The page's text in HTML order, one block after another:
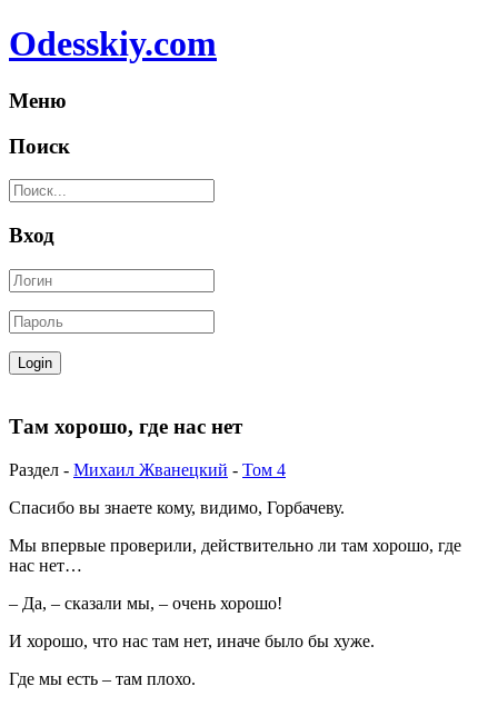
Odesskiy.com
Меню
Поиск
Вход
Там хорошо, где нас нет
Раздел - Михаил Жванецкий - Том 4
Спасибо вы знаете кому, видимо, Горбачеву.
Мы впервые проверили, действительно ли там хорошо, где
нас нет…
– Да, – сказали мы, – очень хорошо!
И хорошо, что нас там нет, иначе было бы хуже.
Где мы есть – там плохо.